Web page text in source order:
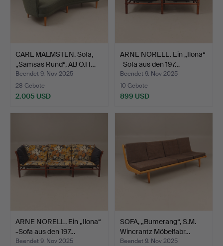
CARL MALMSTEN. Sofa,
„Samsas Rund“, AB O.H…
Beendet 9. Nov 2025
28 Gebote
2.005 USD
ARNE NORELL. Ein „Ilona“
-Sofa aus den 197…
Beendet 9. Nov 2025
10 Gebote
899 USD
ARNE NORELL. Ein „Ilona“
-Sofa aus den 197…
Beendet 9. Nov 2025
SOFA, „Bumerang“, S.M.
Wincrantz Möbelfabr…
Beendet 9. Nov 2025